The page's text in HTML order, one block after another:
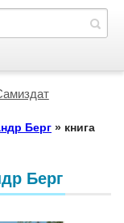
Берг » книга
Берг